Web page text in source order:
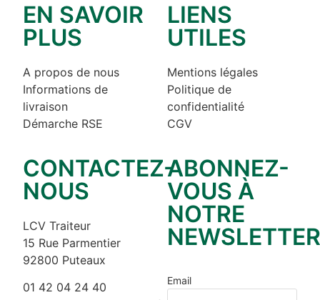
EN SAVOIR
PLUS
A propos de nous
Informations de
livraison
Démarche RSE
LIENS
UTILES
Mentions légales
Politique de
confidentialité
CGV
CONTACTEZ-
NOUS
LCV Traiteur
15 Rue Parmentier
92800 Puteaux
01 42 04 24 40
ABONNEZ-
VOUS À
NOTRE
NEWSLETTER
Email